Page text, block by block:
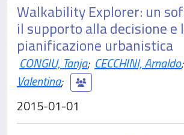
Walkability Explorer: un
il supporto alla decisione e
pianificazione urbanistica
CONGIU, Tanja; CECCHINI, Arnaldo;
Valentina;
2015-01-01